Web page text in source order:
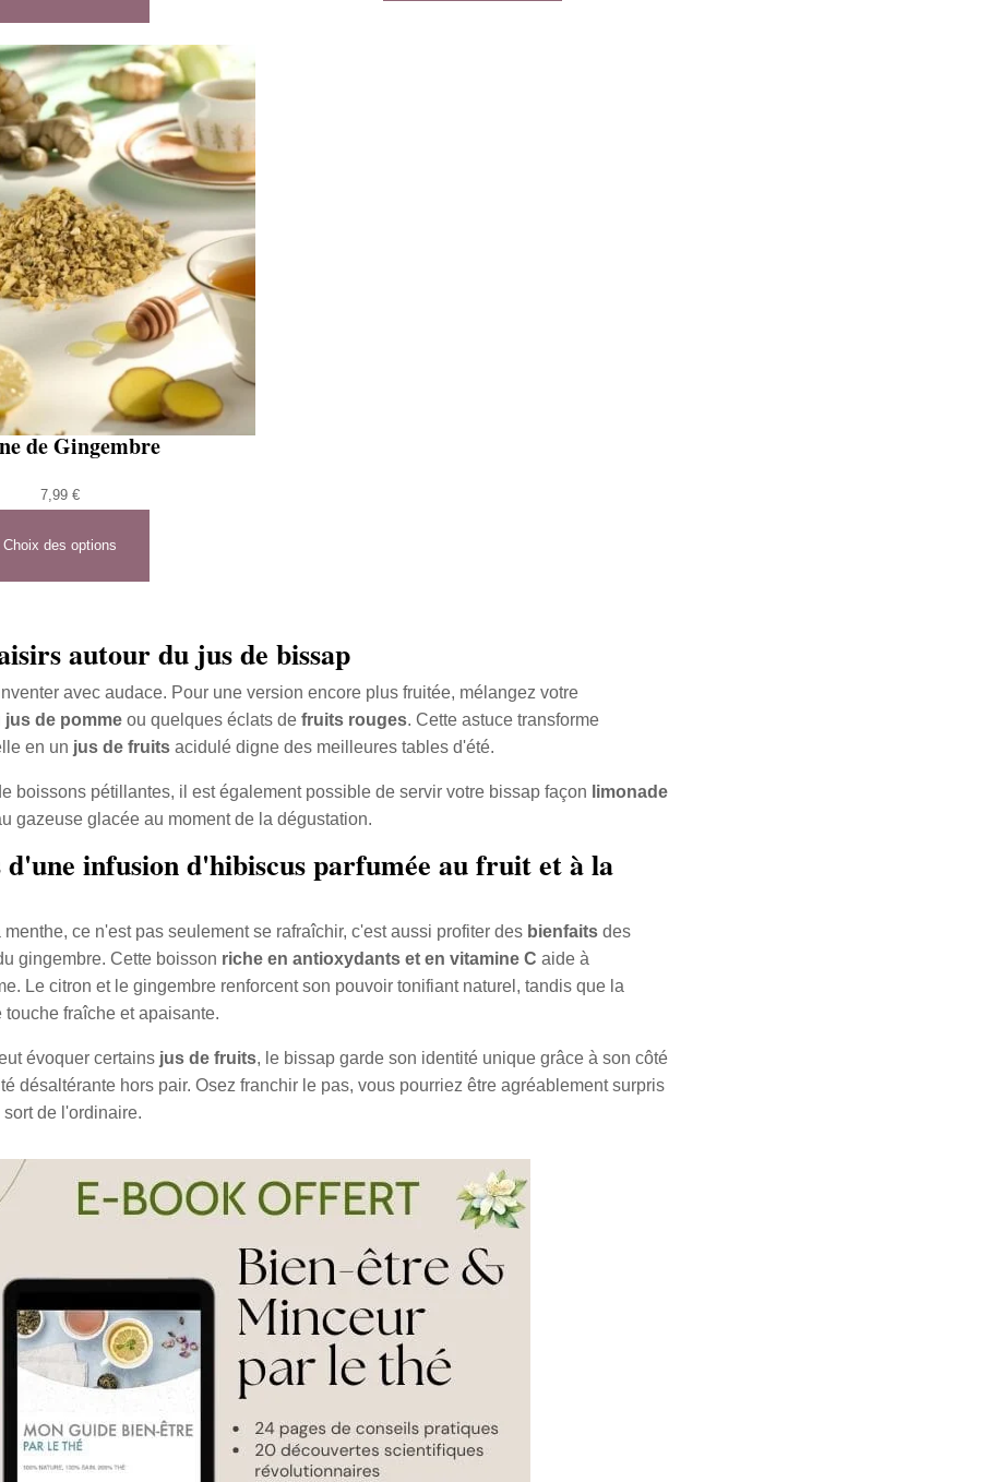
de Gingembre
7,99 €
Choix des options
autour du jus de bissap
avec audace. Pour une version encore plus fruitée, mélangez votre
jus de pommeou quelques éclats de fruits rouges. Cette astuce transforme
en un jus de fruitsacidulé digne des meilleures tables d'été.
boissons pétillantes, il est également possible de servir votre bissap façon limonade
gazeuse glacée au moment de la dégustation.
infusion d'hibiscus parfumée au fruit et à la
ce n'est pas seulement se rafraîchir, c'est aussi profiter des bienfaitsdes
gingembre. Cette boisson riche en antioxydants et en vitamine C aide à
Le citron et le gingembre renforcent son pouvoir tonifiant naturel, tandis que la
touche fraîche et apaisante.
évoquer certains jus de fruits, le bissap garde son identité unique grâce à son côté
désaltérante hors pair. Osez franchir le pas, vous pourriez être agréablement surpris
de l'ordinaire.